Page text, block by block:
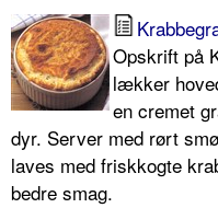
Opskrift på
lækker
en cremet
dyr. Server med rørt
laves med friskkogte
bedre smag.